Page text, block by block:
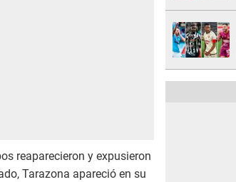
reaparecieron y expusieron
Tarazona apareció en su